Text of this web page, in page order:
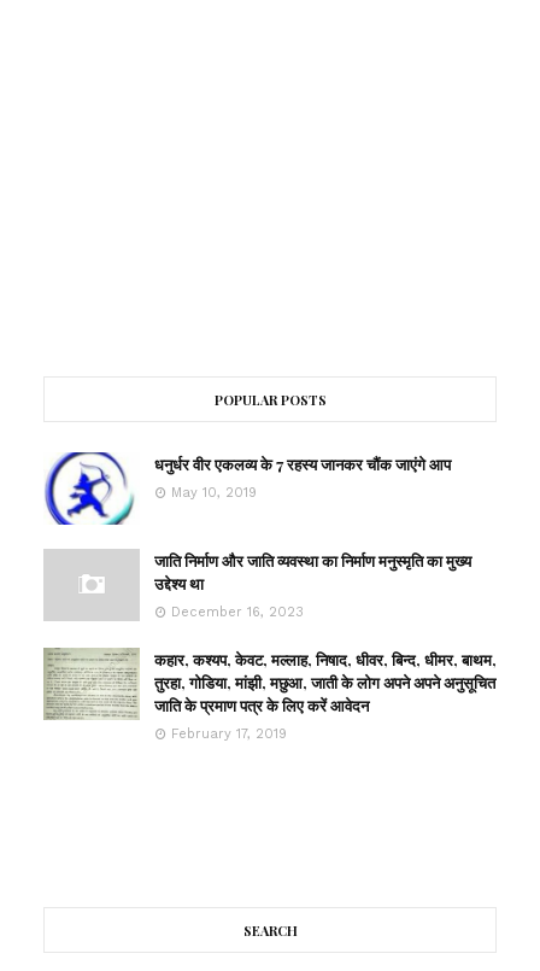
POPULAR POSTS
धनुर्धर वीर एकलव्य के 7 रहस्य जानकर चौंक जाएंगे आप
May 10, 2019
जाति निर्माण और जाति व्यवस्था का निर्माण मनुस्मृति का मुख्य
उद्देश्य था
December 16, 2023
कहार, कश्यप, केवट, मल्लाह, निषाद, धीवर, बिन्द, धीमर, बाथम,
तुरहा, गोडिया, मांझी, मछुआ, जाती के लोग अपने अपने अनुसूचित
जाति के प्रमाण पत्र के लिए करें आवेदन
February 17, 2019
SEARCH